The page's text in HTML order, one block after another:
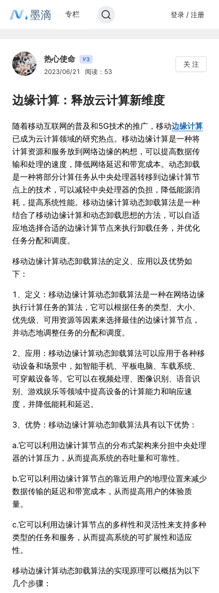
墨滴 专栏 登录 / 注册
热心使命 V3
2023/06/21 阅读：53
关 注
边缘计算：释放云计算新维度
随着移动互联网的普及和5G技术的推广，移动边缘计算
已成为云计算领域的研究热点。移动边缘计算是一种将
计算资源和服务放到网络边缘的构想，可以提高数据传
输和处理的速度，降低网络延迟和带宽成本。动态卸载
是一种将部分计算任务从中央处理器转移到边缘计算节
点上的技术，可以减轻中央处理器的负担，降低能源消
耗，提高系统性能。移动边缘计算动态卸载算法是一种
结合了移动边缘计算和动态卸载思想的方法，可以自适
应地选择合适的边缘计算节点来执行卸载任务，并优化
任务分配和调度。
移动边缘计算动态卸载算法的定义、应用以及优势如
下：
1、定义：移动边缘计算动态卸载算法是一种在网络边缘
执行计算任务的算法，它可以根据任务的类型、大小、
优先级、可用资源等因素来选择最佳的边缘计算节点，
并动态地调整任务的分配和调度。
2、应用：移动边缘计算动态卸载算法可以应用于各种移
动设备和场景中，如智能手机、平板电脑、车载系统、
可穿戴设备等。它可以在视频处理、图像识别、语音识
别、游戏娱乐等领域中提高设备的计算能力和响应速
度，并降低能耗和延迟。
3、优势：移动边缘计算动态卸载算法具有以下优势：
a.它可以利用边缘计算节点的分布式架构来分担中央处理
器的计算压力，从而提高系统的吞吐量和可靠性。
b.它可以利用边缘计算节点的靠近用户的地理位置来减少
数据传输的延迟和带宽成本，从而提高用户的体验质
量。
c.它可以利用边缘计算节点的多样性和灵活性来支持多种
类型的任务和服务，从而提高系统的可扩展性和适应
性。
移动边缘计算动态卸载算法的实现原理可以概括为以下
几个步骤：